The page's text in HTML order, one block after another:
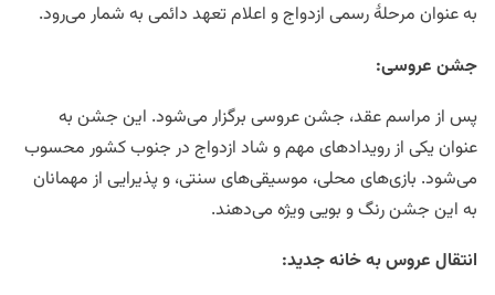
به عنوان مرحلهٔ رسمی ازدواج و اعلام تعهد دائمی به شمار می‌رود.
جشن عروسی:
پس از مراسم عقد، جشن عروسی برگزار می‌شود. این جشن به
عنوان یکی از رویدادهای مهم و شاد ازدواج در جنوب کشور محسوب
می‌شود. بازی‌های محلی، موسیقی‌های سنتی، و پذیرایی از مهمانان
به این جشن رنگ و بویی ویژه می‌دهند.
انتقال عروس به خانه جدید: